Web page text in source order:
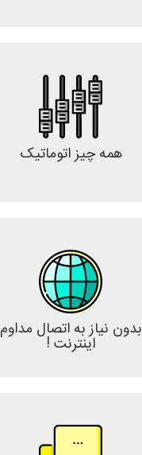
همه چیز اتوماتیک
بدون نیاز به اتصال مداوم
اینترنت !